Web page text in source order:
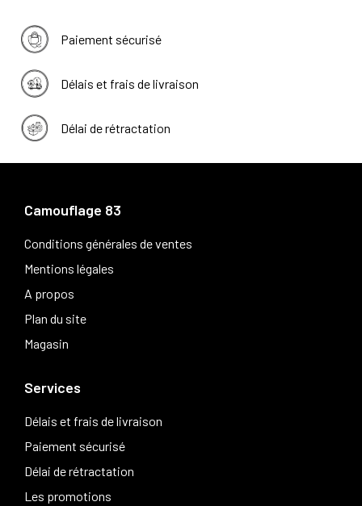
Paiement sécurisé
Délais et frais de livraison
Délai de rétractation
Camouflage 83
Conditions générales de ventes
Mentions légales
A propos
Plan du site
Magasin
Services
Délais et frais de livraison
Paiement sécurisé
Délai de rétractation
Les promotions